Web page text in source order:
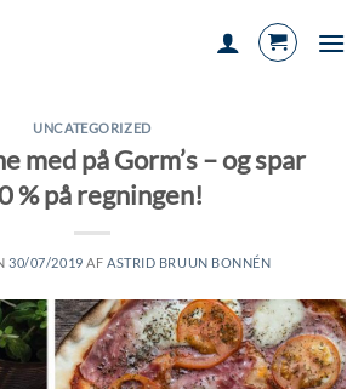
UNCATEGORIZED
med på Gorm’s – og spar
% på regningen!
30/07/2019 AF ASTRID BRUUN BONNÉN